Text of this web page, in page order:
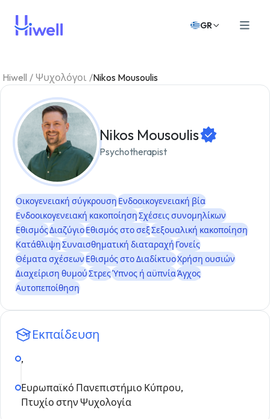
GR
Hiwell / Ψυχολόγοι /Nikos Mousoulis
Nikos Mousoulis
Psychotherapist
Οικογενειακή σύγκρουσηΕνδοοικογενειακή βία
Ενδοοικογενειακή κακοποίησηΣχέσεις συνομηλίκων
ΕθισμόςΔιαζύγιοΕθισμός στο σεξΣεξουαλική κακοποίηση
ΚατάθλιψηΣυναισθηματική διαταραχήΓονείς
Θέματα σχέσεωνΕθισμός στο ΔιαδίκτυοΧρήση ουσιών
Διαχείριση θυμούΣτρεςΎπνος ή αϋπνίαΆγχος
Αυτοπεποίθηση
Εκπαίδευση
,
Ευρωπαϊκό Πανεπιστήμιο Κύπρου,
Πτυχίο στην Ψυχολογία